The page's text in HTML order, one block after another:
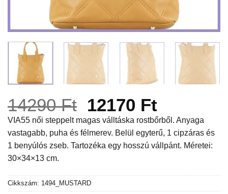
14290Ft Original
price
was:
14290 Ft.
12170 FtCurrent
price
is:
12170
VIA55 női steppelt magas válltáska rostbőrből. Anyaga
vastagabb, puha és félmerev. Belül egyterű, 1 cipzáras és
1 benyúlós zseb. Tartozéka egy hosszú vállpánt. Méretei:
30×34×13 cm.
Cikkszám: 1494_MUSTARD